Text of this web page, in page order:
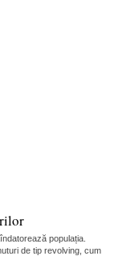
populația.
de tip revolving, cum